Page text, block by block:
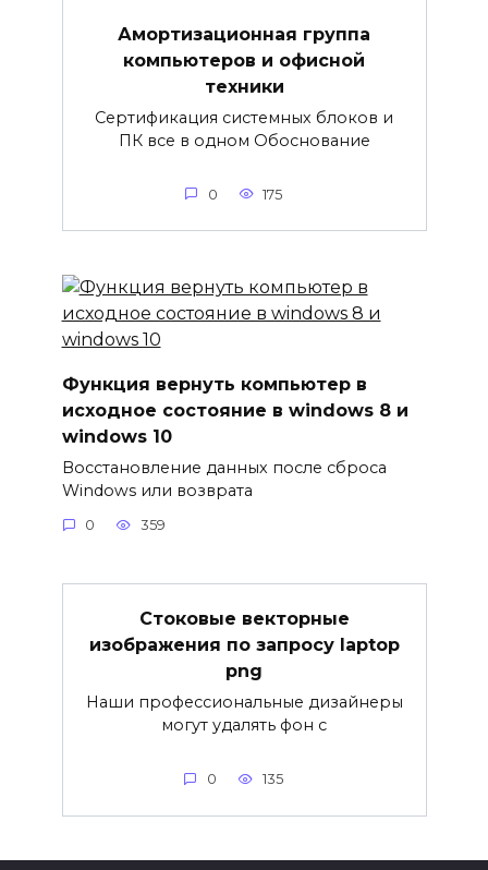
Амортизационная группа
компьютеров и офисной
техники
Сертификация системных блоков и
ПК все в одном Обоснование
0 175
Функция вернуть компьютер в
исходное состояние в windows 8 и
windows 10
Восстановление данных после сброса
Windows или возврата
0 359
Стоковые векторные
изображения по запросу laptop
png
Наши профессиональные дизайнеры
могут удалять фон с
0 135